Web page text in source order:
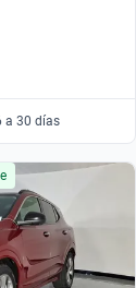
a 30 días